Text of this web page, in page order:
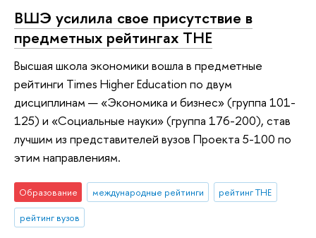
ВШЭ усилила свое присутствие в
предметных рейтингах ТНЕ
Высшая школа экономики вошла в предметные
рейтинги Times Higher Education по двум
дисциплинам — «Экономика и бизнес» (группа 101-
125) и «Социальные науки» (группа 176-200), став
лучшим из представителей вузов Проекта 5-100 по
этим направлениям.
Образование международные рейтинги
рейтинг THE
рейтинг вузов